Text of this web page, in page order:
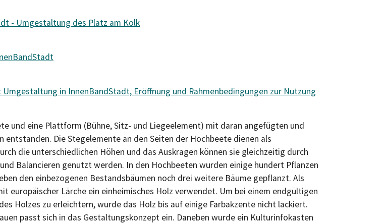
- Umgestaltung des Platz am Kolk
Umgestaltung in InnenBandStadt, Eröffnung und Rahmenbedingungen zur Nutzung
und eine Plattform (Bühne, Sitz- und Liegeelement) mit daran angefügten und
entstanden. Die Stegelemente an den Seiten der Hochbeete dienen als
die unterschiedlichen Höhen und das Auskragen können sie gleichzeitig durch
Balancieren genutzt werden. In den Hochbeeten wurden einige hundert Pflanzen
den einbezogenen Bestandsbäumen noch drei weitere Bäume gepflanzt. Als
europäischer Lärche ein einheimisches Holz verwendet. Um bei einem endgültigen
Holzes zu erleichtern, wurde das Holz bis auf einige Farbakzente nicht lackiert.
passt sich in das Gestaltungskonzept ein. Daneben wurde ein Kulturinfokasten